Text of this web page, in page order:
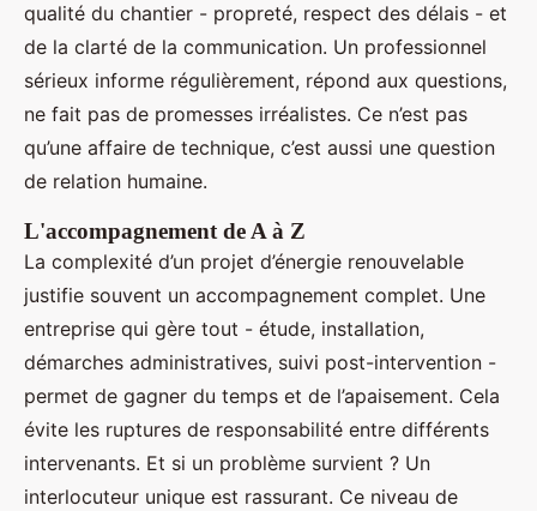
qualité du chantier - propreté, respect des délais - et
de la clarté de la communication. Un professionnel
sérieux informe régulièrement, répond aux questions,
ne fait pas de promesses irréalistes. Ce n’est pas
qu’une affaire de technique, c’est aussi une question
de relation humaine.
L'accompagnement de A à Z
La complexité d’un projet d’énergie renouvelable
justifie souvent un accompagnement complet. Une
entreprise qui gère tout - étude, installation,
démarches administratives, suivi post-intervention -
permet de gagner du temps et de l’apaisement. Cela
évite les ruptures de responsabilité entre différents
intervenants. Et si un problème survient ? Un
interlocuteur unique est rassurant. Ce niveau de